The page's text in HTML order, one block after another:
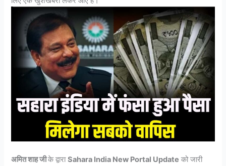
अमित शाह जीके द्वाराSahara India New Portal Update को जारी